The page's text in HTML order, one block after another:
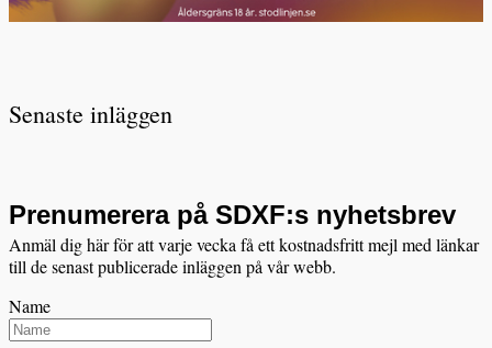
Senaste inläggen
Prenumerera på SDXF:s nyhetsbrev
Anmäl dig här för att varje vecka få ett kostnadsfritt mejl med länkar
till de senast publicerade inläggen på vår webb.
Name